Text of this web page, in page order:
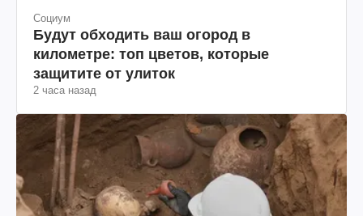
Социум
Будут обходить ваш огород в
километре: топ цветов, которые
защитите от улиток
2 часа назад